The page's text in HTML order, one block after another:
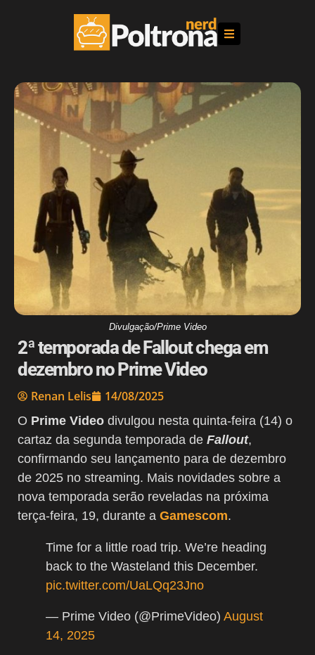
Divulgação/Prime Video
2ª temporada de Fallout chega em
dezembro no Prime Video
Renan Lelis 14/08/2025
O Prime Video divulgou nesta quinta-feira (14) o
cartaz da segunda temporada de Fallout,
confirmando seu lançamento para de dezembro
de 2025 no streaming. Mais novidades sobre a
nova temporada serão reveladas na próxima
terça-feira, 19, durante a Gamescom.
Time for a little road trip. We’re heading
back to the Wasteland this December.
pic.twitter.com/UaLQq23Jno
— Prime Video (@PrimeVideo) August
14, 2025